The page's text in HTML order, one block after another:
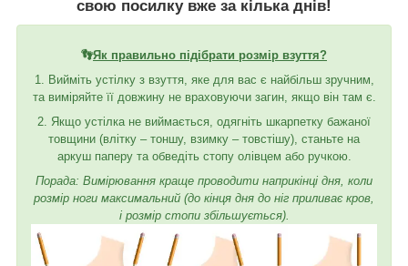
свою посилку вже за кілька днів!
👣Як правильно підібрати розмір взуття?
1. Вийміть устілку з взуття, яке для вас є найбільш зручним,
та виміряйте її довжину не враховуючи загин, якщо він там є.
2. Якщо устілка не виймається, одягніть шкарпетку бажаної
товщини (влітку – тоншу, взимку – товстішу), станьте на
аркуш паперу та обведіть стопу олівцем або ручкою.
Порада: Вимірювання краще проводити наприкінці дня, коли
розмір ноги максимальний (до кінця дня до ніг приливає кров,
і розмір стопи збільшується).